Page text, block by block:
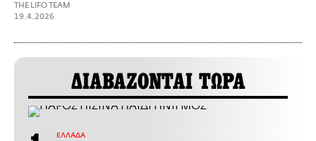
THE LIFO TEAM
19.4.2026
ΔΙΑΒΑΖΟΝΤΑΙ ΤΩΡΑ
ΕΛΛΑΔΑ